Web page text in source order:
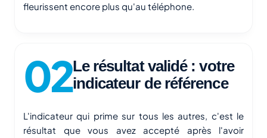
fleurissent encore plus qu'au téléphone.
Le résultat validé : votre
indicateur de référence
L'indicateur qui prime sur tous les autres, c'est le
résultat que vous avez accepté après l'avoir